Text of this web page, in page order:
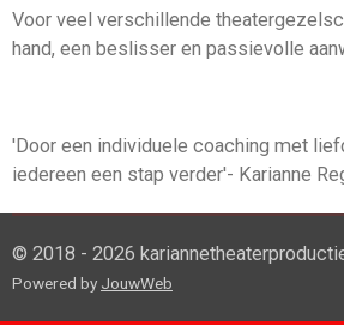
Voor veel verschillende
hand, een beslisser en passievolle
'Door een individuele coaching met
iedereen een stap verder'- Karianne
© 2018 - 2026
Powered by JouwWeb